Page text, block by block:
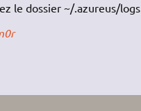
le dossier ~/.azureus/logs